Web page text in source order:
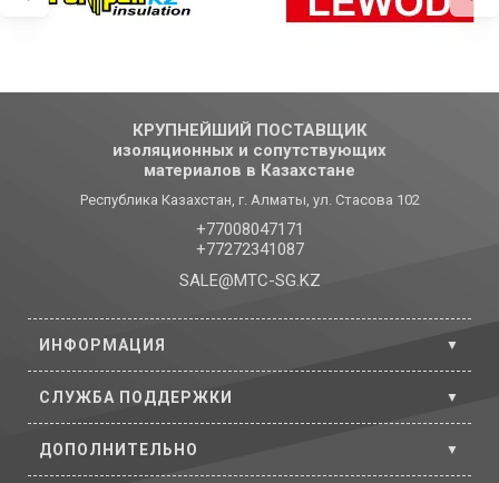
КРУПНЕЙШИЙ ПОСТАВЩИК
изоляционных и сопутствующих
материалов в Казахстане
Республика Казахстан, г. Алматы, ул. Стасова 102
+77008047171
+77272341087
SALE@MTC-SG.KZ
ИНФОРМАЦИЯ
СЛУЖБА ПОДДЕРЖКИ
ДОПОЛНИТЕЛЬНО